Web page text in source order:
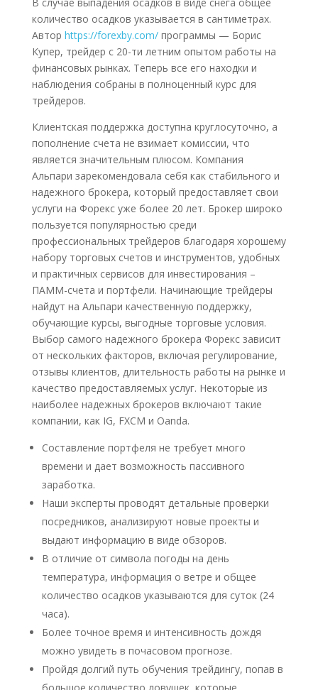
количество осадков указывается в сантиметрах.
Автор https://forexby.com/программы — Борис
Купер, трейдер с 20-ти летним опытом работы на
финансовых рынках. Теперь все его находки и
наблюдения собраны в полноценный курс для
трейдеров.
Клиентская поддержка доступна круглосуточно, а
пополнение счета не взимает комиссии, что
является значительным плюсом. Компания
Альпари зарекомендовала себя как стабильного и
надежного брокера, который предоставляет свои
услуги на Форекс уже более 20 лет. Брокер широко
пользуется популярностью среди
профессиональных трейдеров благодаря хорошему
набору торговых счетов и инструментов, удобных
и практичных сервисов для инвестирования –
ПАММ-счета и портфели. Начинающие трейдеры
найдут на Альпари качественную поддержку,
обучающие курсы, выгодные торговые условия.
Выбор самого надежного брокера Форекс зависит
от нескольких факторов, включая регулирование,
отзывы клиентов, длительность работы на рынке и
качество предоставляемых услуг. Некоторые из
наиболее надежных брокеров включают такие
компании, как IG, FXCM и Oanda.
Составление портфеля не требует много
времени и дает возможность пассивного
заработка.
Наши эксперты проводят детальные проверки
посредников, анализируют новые проекты и
выдают информацию в виде обзоров.
В отличие от символа погоды на день
температура, информация о ветре и общее
количество осадков указываются для суток (24
часа).
Более точное время и интенсивность дождя
можно увидеть в почасовом прогнозе.
Пройдя долгий путь обучения трейдингу, попав в